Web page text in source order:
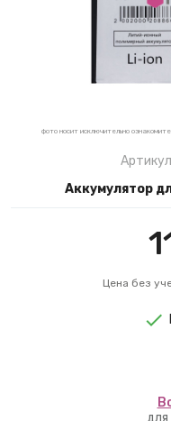
фото носит исключительно
Аккумулятор
Цена без
для